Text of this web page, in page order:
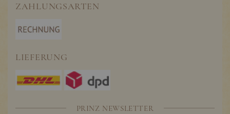
ZAHLUNGSARTEN
LIEFERUNG
PRINZ NEWSLETTER